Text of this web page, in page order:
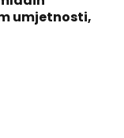
umjetnosti,